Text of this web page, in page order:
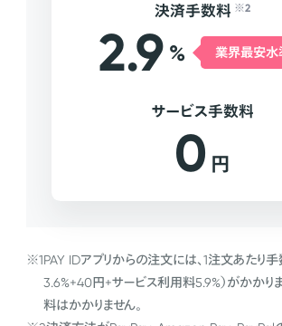
決済手数料 ※2
2.9 % 業界最安水
サービス手数料
0 円
※1PAY IDアプリからの注文には、1注文あたり
3.6%+40円+サービス利用料5.9%）がかかり
料はかかりません。